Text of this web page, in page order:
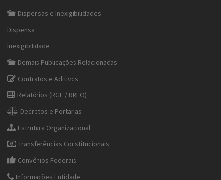
Dispensas e Inexigibilidades
Dispensa
Inexigibilidade
Demais Publicações Relacionadas
Contratos e Aditivos
Relatórios (RGF / RREO)
Decretos e Portarias
Estrutura Organizacional
Transferências Constitucionais
Convênios Federais
Informações Entidade